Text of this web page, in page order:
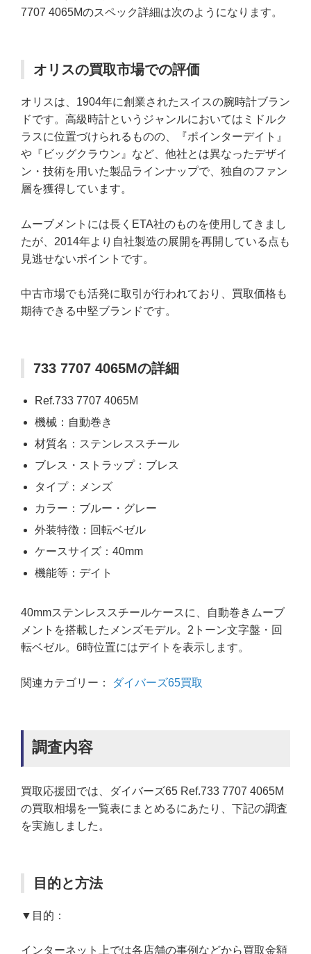
7707 4065Mのスペック詳細は次のようになります。
オリスの買取市場での評価
オリスは、1904年に創業されたスイスの腕時計ブラン
ドです。高級時計というジャンルにおいてはミドルク
ラスに位置づけられるものの、『ポインターデイト』
や『ビッグクラウン』など、他社とは異なったデザイ
ン・技術を用いた製品ラインナップで、独自のファン
層を獲得しています。
ムーブメントには長くETA社のものを使用してきまし
たが、2014年より自社製造の展開を再開している点も
見逃せないポイントです。
中古市場でも活発に取引が行われており、買取価格も
期待できる中堅ブランドです。
733 7707 4065Mの詳細
Ref.733 7707 4065M
機械：自動巻き
材質名：ステンレススチール
ブレス・ストラップ：ブレス
タイプ：メンズ
カラー：ブルー・グレー
外装特徴：回転ベゼル
ケースサイズ：40mm
機能等：デイト
40mmステンレススチールケースに、自動巻きムーブ
メントを搭載したメンズモデル。2トーン文字盤・回
転ベゼル。6時位置にはデイトを表示します。
関連カテゴリー： ダイバーズ65買取
調査内容
買取応援団では、ダイバーズ65 Ref.733 7707 4065M
の買取相場を一覧表にまとめるにあたり、下記の調査
を実施しました。
目的と方法
▼目的：
インターネット上では各店舗の事例などから買取金額